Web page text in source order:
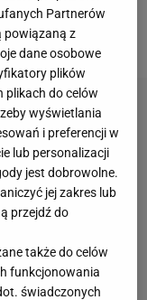
przez Partnerów
powiązaną z
dane osobowe
plików
plikach do celów
wyświetlania
i preferencji w
lub personalizacji
jest dobrowolne.
jej zakres lub
przejdź do
także do celów
funkcjonowania
świadczonych